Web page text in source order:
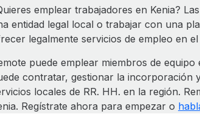
emplear trabajadores en Kenia?
entidad legal local o trabajar con una
legalmente servicios de empleo en el
puede emplear miembros de
contratar, gestionar la incorporación
locales de RR. HH. en la región.
Regístrate ahora para empezar o